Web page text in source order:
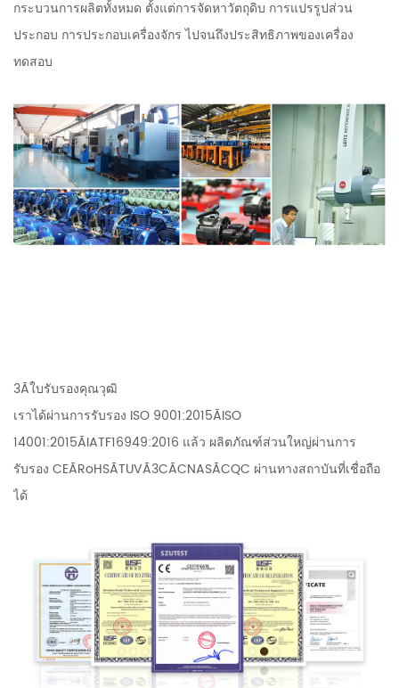
กระบวนการผลิตทั้งหมด ตั้งแต่การจัดหาวัตถุดิบ การแปรรูปส่วน
ประกอบ การประกอบเครื่องจักร ไปจนถึงประสิทธิภาพของเครื่อง
ทดสอบ
3Ãใบรับรองคุณวุฒิ
เราได้ผ่านการรับรอง ISO 9001:2015ÃISO
14001:2015ÃIATF16949:2016 แล้ว ผลิตภัณฑ์ส่วนใหญ่ผ่านการ
รับรอง CEÃRoHSÃTUVÃ3CÃCNASÃCQC ผ่านทางสถาบันที่เชื่อถือ
ได้